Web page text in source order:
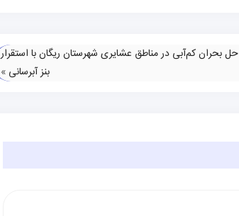
حل بحران کم‌آبی در مناطق عشایری شهرستان ریگان با استقرار
بنز آبرسانی »